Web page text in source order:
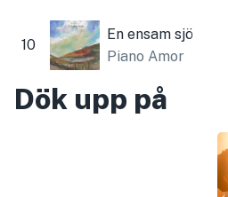
10
En ensam sjö
Piano Amor
Dök upp på